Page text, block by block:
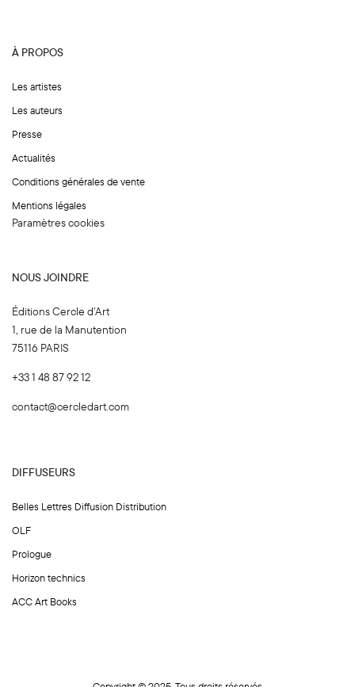
À PROPOS
Les artistes
Les auteurs
Presse
Actualités
Conditions générales de vente
Mentions légales
Paramètres cookies
NOUS JOINDRE
Éditions Cercle d’Art
1, rue de la Manutention
75116 PARIS
+33 1 48 87 92 12
contact@cercledart.com
DIFFUSEURS
Belles Lettres Diffusion Distribution
OLF
Prologue
Horizon technics
ACC Art Books